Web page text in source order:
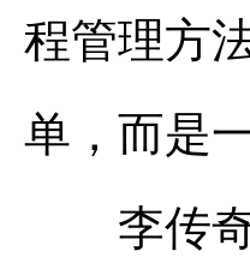
程管理方
单，而是
李传奇